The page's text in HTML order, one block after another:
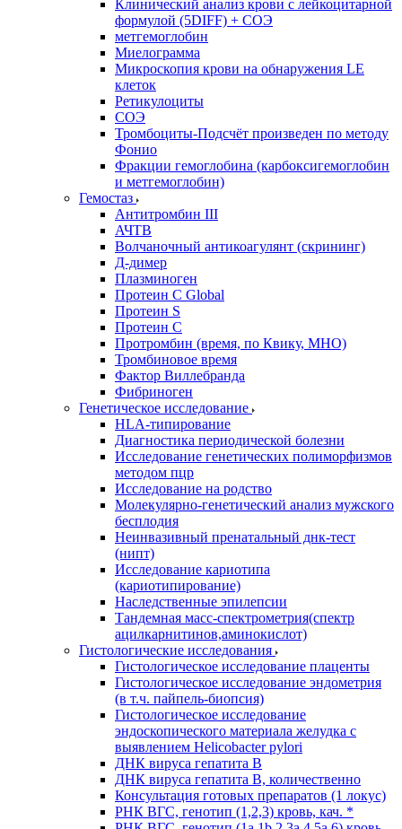
Клинический анализ крови с лейкоцитарной
формулой (5DIFF) + СОЭ
метгемоглобин
Миелограмма
Микроскопия крови на обнаружения LE
клеток
Ретикулоциты
СОЭ
Тромбоциты-Подсчёт произведен по методу
Фонио
Фракции гемоглобина (карбоксигемоглобин
и метгемоглобин)
Гемостаз
Антитромбин III
АЧТВ
Волчаночный антикоагулянт (скрининг)
Д-димер
Плазминоген
Протеин C Global
Протеин S
Протеин С
Протромбин (время, по Квику, МНО)
Тромбиновое время
Фактор Виллебранда
Фибриноген
Генетическое исследование
HLA-типирование
Диагностика периодической болезни
Исследование генетических полиморфизмов
методом пцр
Исследование на родство
Молекулярно-генетический анализ мужского
бесплодия
Неинвазивный пренатальный днк-тест
(нипт)
Исследование кариотипа
(кариотипирование)
Наследственные эпилепсии
Тандемная масс-спектрометрия(спектр
ацилкарнитинов,аминокислот)
Гистологические исследования
Гистологическое исследование плаценты
Гистологическое исследование эндометрия
(в т.ч. пайпель-биопсия)
Гистологическое исследование
эндоскопического материала желудка с
выявлением Helicobacter pylori
ДНК вируса гепатита B
ДНК вируса гепатита B, количественно
Консультация готовых препаратов (1 локус)
РНК ВГC, генотип (1,2,3) кровь, кач. *